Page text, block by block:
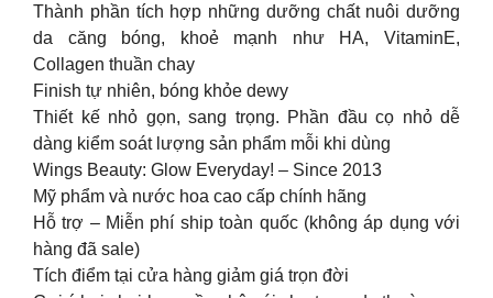
Thành phần tích hợp những dưỡng chất nuôi dưỡng
da căng bóng, khoẻ mạnh như HA, VitaminE,
Collagen thuần chay
Finish tự nhiên, bóng khỏe dewy
Thiết kế nhỏ gọn, sang trọng. Phần đầu cọ nhỏ dễ
dàng kiểm soát lượng sản phẩm mỗi khi dùng
Wings Beauty: Glow Everyday! – Since 2013
Mỹ phẩm và nước hoa cao cấp chính hãng
Hỗ trợ – Miễn phí ship toàn quốc (không áp dụng với
hàng đã sale)
Tích điểm tại cửa hàng giảm giá trọn đời